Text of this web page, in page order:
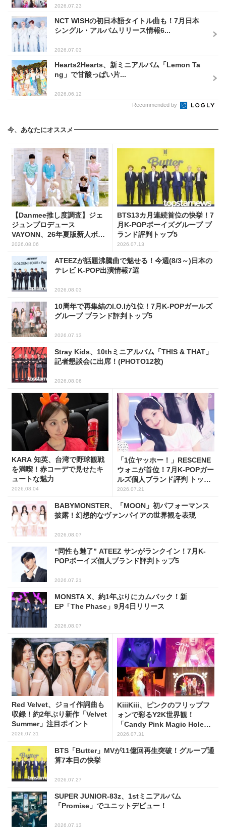
2026.07.23
NCT WISHの初日本語タイトル曲も！7月日本
シングル・アルバムリリース情報6...
2026.07.03
Hearts2Hearts、新ミニアルバム「Lemon Ta
ng」で甘酸っぱい片...
2026.06.12
Recommended by
今、あなたにオススメ
【Danmee推し度調査】ジェ
ジュンプロデュース
VAYONN、26年夏版新人ボー
イズグループ人気No.1に
2026.08.06
BTS13カ月連続首位の快挙！7
月K-POPボーイズグループ ブ
ランド評判トップ5
2026.07.13
ATEEZが話題沸騰曲で魅せる！今週(8/3～)日本の
テレビ K-POP出演情報7選
2026.08.03
10周年で再集結のI.O.Iが1位！7月K-POPガールズ
グループ ブランド評判トップ5
2026.07.13
Stray Kids、10thミニアルバム「THIS & THAT」
記者懇談会に出席！(PHOTO12枚)
2026.08.06
KARA 知英、台湾で野球観戦
を満喫！赤コーデで見せたキ
ュートな魅力
2026.08.04
「1位ヤッホー！」RESCENE
ウォニが首位！7月K-POPガー
ルズ個人ブランド評判 トップ
5
2026.07.21
BABYMONSTER、「MOON」初パフォーマンス
披露！幻想的なヴァンパイアの世界観を表現
2026.08.07
“同性も魅了” ATEEZ サンがランクイン！7月K-
POPボーイズ個人ブランド評判トップ5
2026.07.21
MONSTA X、約1年ぶりにカムバック！新
EP「The Phase」9月4日リリース
2026.08.07
Red Velvet、ジョイ作詞曲も
収録！約2年ぶり新作「Velvet
Summer」注目ポイント
2026.07.31
KiiiKiii、ピンクのフリップフ
ォンで彩るY2K世界観！
「Candy Pink Magic Hole
Flip Phone」公開
2026.07.31
BTS「Butter」MVが11億回再生突破！グループ通
算7本目の快挙
2026.07.27
SUPER JUNIOR-83z、1stミニアルバム
「Promise」でユニットデビュー！
2026.07.13